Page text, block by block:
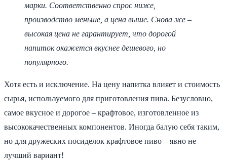
марки. Соответственно спрос ниже,
производство меньше, а цена выше. Снова же –
высокая цена не гарантирует, что дорогой
напиток окажется вкуснее дешевого, но
популярного.
Хотя есть и исключение. На цену напитка влияет и стоимость
сырья, используемого для приготовления пива. Безусловно,
самое вкусное и дорогое – крафтовое, изготовленное из
высококачественных компонентов. Иногда балую себя таким,
но для дружеских посиделок крафтовое пиво – явно не
лучший вариант!